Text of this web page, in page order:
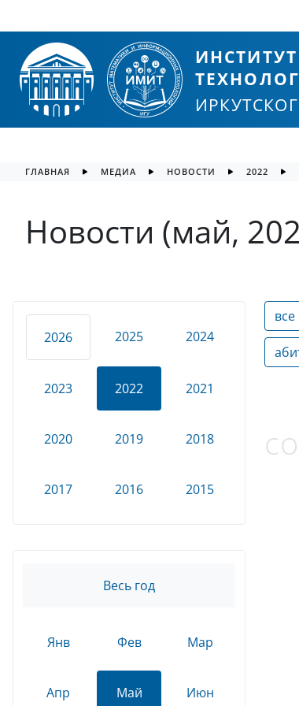
ГЛАВНАЯ МЕДИА НОВОСТИ 2022
Новости (май,
2026 2025 2024
2023 2022 2021
2020 2019 2018
2017 2016 2015
Весь год
Янв Фев Мар
Апр Май Июн
все